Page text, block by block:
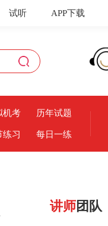
APP下载
试听
机考 历年试题
练习 每日一练
讲师团队